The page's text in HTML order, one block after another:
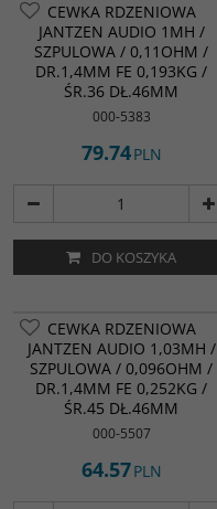
CEWKA RDZENIOWA
JANTZEN AUDIO 1MH /
SZPULOWA / 0,11OHM /
DR.1,4MM FE 0,193KG /
ŚR.36 DŁ.46MM
000-5383
79.74PLN
DO KOSZYKA
CEWKA RDZENIOWA
JANTZEN AUDIO 1,03MH /
SZPULOWA / 0,096OHM /
DR.1,4MM FE 0,252KG /
ŚR.45 DŁ.46MM
000-5507
64.57PLN